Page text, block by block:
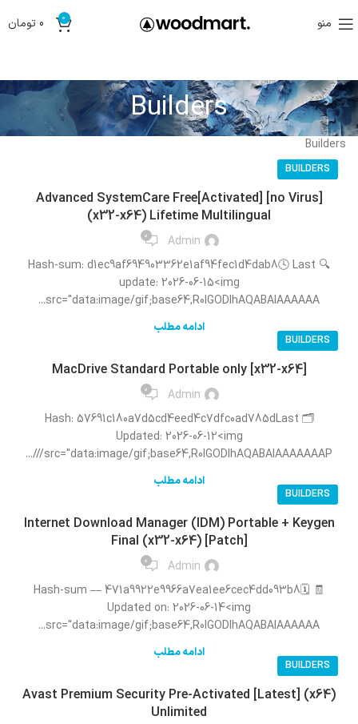
منو 0
0تومان
Builders
Builders
BUILDERS
Advanced SystemCare Free[Activated] [no Virus]
(x32-x64) Lifetime Multilingual
Admin
0
🔍 Hash-sum: d1ec9af694903362e1af94fec1d4dab8🕓 Last
update: 2026-06-15<img
src="data:image/gif;base64,R0lGODlhAQABAIAAAAAA...
ادامه مطلب
BUILDERS
MacDrive Standard Portable only [x32-x64]
Admin
0
🗂 Hash: 57691c180a7d5cd4eed4c7dfc0ad785dLast
Updated: 2026-06-12<img
src="data:image/gif;base64,R0lGODlhAQABAIAAAAAAAP///...
ادامه مطلب
BUILDERS
Internet Download Manager (IDM) Portable + Keygen
Final (x32-x64) [Patch]
Admin
0
🧾 Hash-sum — 471a9922e9966a7ea1ee6cec4dd093b8🗓
Updated on: 2026-06-14<img
src="data:image/gif;base64,R0lGODlhAQABAIAAAAAA...
ادامه مطلب
BUILDERS
Avast Premium Security Pre-Activated [Latest] (x64)
Unlimited